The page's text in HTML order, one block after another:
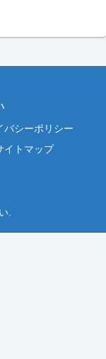
バシーポリシー
イトマップ
.